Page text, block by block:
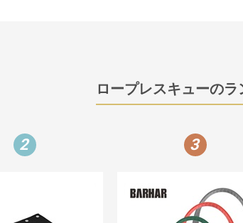
ロープレスキューのラ
2 3